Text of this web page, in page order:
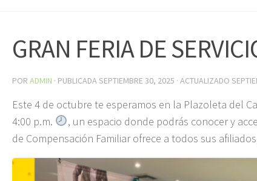
GRAN FERIA DE
POR ADMIN · PUBLICADA SEPTIEMBRE 30, 2025 · ACTUALIZADO
Este 4 de octubre te esperamos en la Plazoleta del
4:00 p.m.
, un espacio donde podrás conocer y
de Compensación Familiar ofrece a todos sus